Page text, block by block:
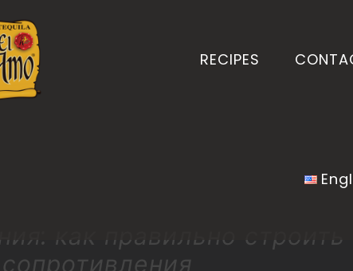
RECIPES
как правильно строить